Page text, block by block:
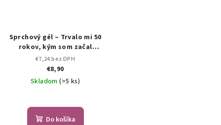
Sprchový gél – Trvalo mi 50
rokov, kým som začal
vyzerať takto dobre!
€7,24 bez DPH
€8,90
Skladom(>5 ks)
Do košíka